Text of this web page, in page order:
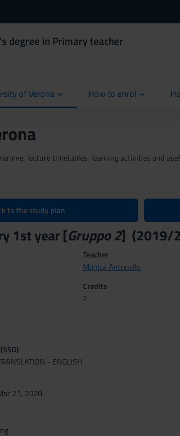
degree in Primary teacher
of Verona How to enrol
lecture timetables, learning activities and
to the study plan
1st year [Gruppo 2] (2019/
Teacher
Monica Antonello
Credits
2
- ENGLISH
21, 2020.